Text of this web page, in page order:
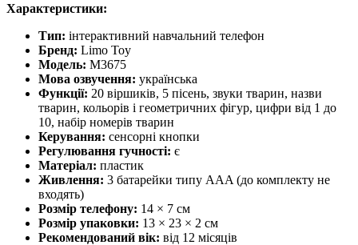
Характеристики:
Тип: інтерактивний навчальний телефон
Бренд: Limo Toy
Модель: M3675
Мова озвучення: українська
Функції: 20 віршиків, 5 пісень, звуки тварин, назви
тварин, кольорів і геометричних фігур, цифри від 1 до
10, набір номерів тварин
Керування: сенсорні кнопки
Регулювання гучності: є
Матеріал: пластик
Живлення: 3 батарейки типу AAA (до комплекту не
входять)
Розмір телефону: 14 × 7 см
Розмір упаковки: 13 × 23 × 2 см
Рекомендований вік: від 12 місяців